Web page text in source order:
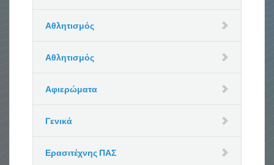
Αθλητισμός
Αθλητισμός
Αφιερώματα
Γενικά
Ερασιτέχνης ΠΑΣ